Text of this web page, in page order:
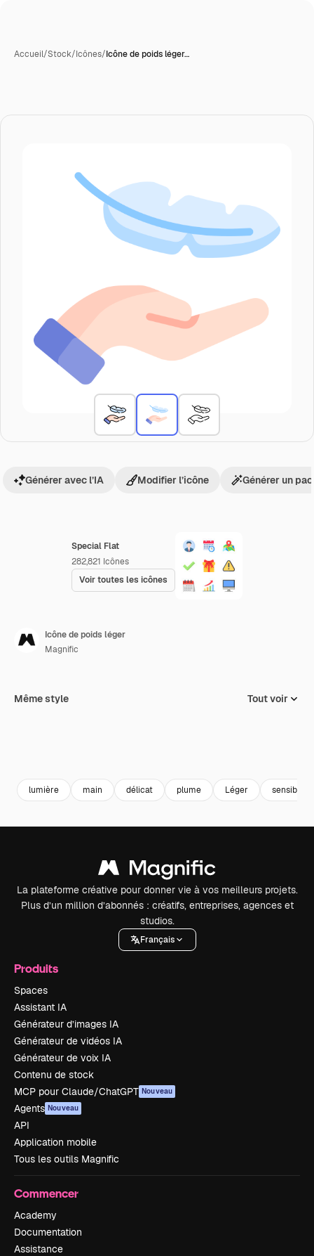
Accueil/Stock/Icônes/Icône de poids léger…
Special Flat
282,821 Icônes
Voir toutes les icônes
Générer avec l’IA Modifier l’icône Générer un
Icône de poids léger
Magnific
Même style Tout voir
lumière main délicat plume Léger sensible
La plateforme créative pour donner vie à vos meilleurs projets.
Plus d’un million d’abonnés : créatifs, entreprises, agences et
studios.
Français
Produits
Spaces
Assistant IA
Générateur d’images IA
Générateur de vidéos IA
Générateur de voix IA
Contenu de stock
MCP pour Claude/ChatGPT Nouveau
Agents Nouveau
API
Application mobile
Tous les outils Magnific
Commencer
Academy
Documentation
Assistance